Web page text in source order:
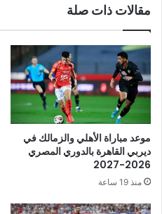
مقالات ذات صلة
موعد مباراة الأهلي والزمالك في
ديربي القاهرة بالدوري المصري
2026-2027
منذ 19 ساعة